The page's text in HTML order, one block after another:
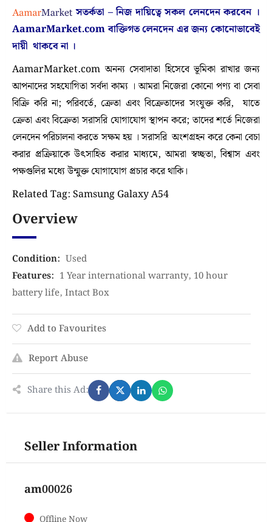
সতর্কতা – নিজ দায়িত্বে সকল লেনদেন করবেন ।
AamarMarket.comবাক্তিগত লেনদেন এর জন্য কোনোভাবেই
দায়ী থাকবে না ।
AamarMarket.com অনন্য সেবাদাতা হিসেবে ভূমিকা রাখার জন্য
আপনাদের সহযোগিতা সর্বদা কাম্য । আমরা নিজেরা কোনো পণ্য বা সেবা
বিক্রি করি না; পরিবর্তে, ক্রেতা এবং বিক্রেতাদের সংযুক্ত করি, যাতে
ক্রেতা এবং বিক্রেতা সরাসরি যোগাযোগ স্থাপন করে; তাদের শর্তে নিজেরা
লেনদেন পরিচালনা করতে সক্ষম হয় । সরাসরি অংশগ্রহন করে কেনা বেচা
করার প্রক্রিয়াকে উৎসাহিত করার মাধ্যমে, আমরা স্বচ্ছতা, বিশ্বাস এবং
পক্ষগুলির মধ্যে উন্মুক্ত যোগাযোগ প্রচার করে থাকি।
Related Tag: Samsung Galaxy A54
Overview
Condition: Used
Features: 1 Year international warranty, 10 hour
battery life, Intact Box
Add to Favourites
Report Abuse
Share this Ad:
Seller Information
am00026